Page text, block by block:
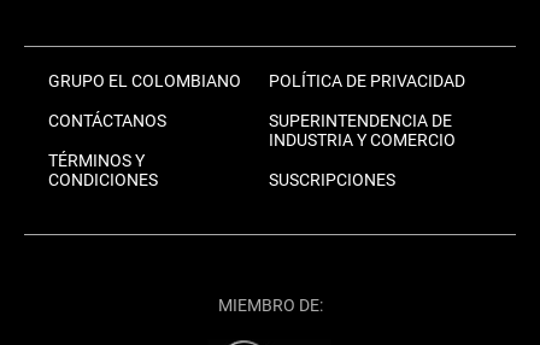
GRUPO EL COLOMBIANO
CONTÁCTANOS
TÉRMINOS Y
CONDICIONES
POLÍTICA DE PRIVACIDAD
SUPERINTENDENCIA DE
INDUSTRIA Y COMERCIO
SUSCRIPCIONES
MIEMBRO DE: